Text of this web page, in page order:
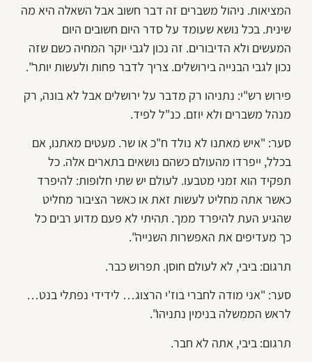
המציאות. ניהול משברים זה דבר חשוב אבל השאלה היא מה
שינית. בכל נושא שעומד על סדר היום חשובים היום
המעשים ולא הדיבורים. זה נכון לגבי יוקר המחיה כשם שזה
נכון לגבי הבנייה בירושלים. צריך לדבר פחות ולעשות יותר".
פירוש רש"י: נתניהו רק מדבר על ירושלים אבל לא בונה, רק
מנהל משברים ולא יוזם. כנ"ל לפיד.
סער: "איש מאתנו לא נולד ח"כ או שר. מעטים מאתנו, אם
בכלל, ייפרדו מהעולם כשהם נושאים בתארים אלה. כל
תפקיד הוא זמני מטבעו. לעולם יש שתי חלופות: להיפרד
כאשר אתה מחליט לעשות זאת או כאשר הציבור מחליט
שהגיע העת להיפרד ממך. תהיתי לא פעם מדוע רבים כל
כך מעדיפים את האפשרות השנייה".
תרגום: ביבי, לא לעולם חוסן. תפרוש כבר.
סער: "אני מודה לחברי בוז'י הרצוג… לידידי נפתלי בנט…
לראש הממשלה בנימין נתניהו".
תרגום: ביבי, אתה לא חבר.